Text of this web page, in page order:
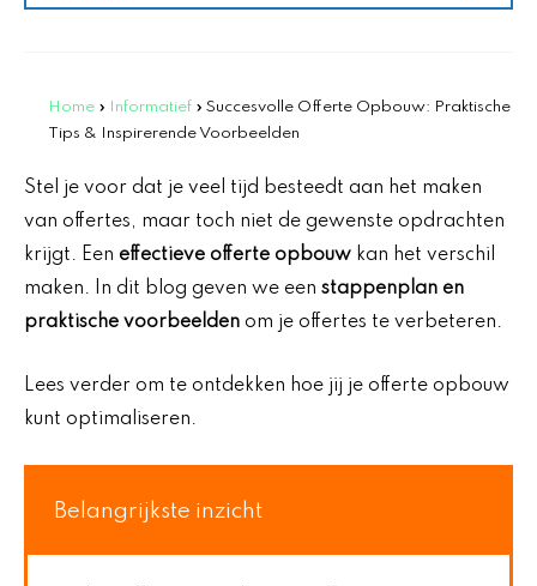
Home » Informatief » Succesvolle Offerte Opbouw: Praktische
Tips & Inspirerende Voorbeelden
Stel je voor dat je veel tijd besteedt aan het maken
van offertes, maar toch niet de gewenste opdrachten
krijgt. Een effectieve offerte opbouw kan het verschil
maken. In dit blog geven we een stappenplan en
praktische voorbeelden om je offertes te verbeteren.
Lees verder om te ontdekken hoe jij je offerte opbouw
kunt optimaliseren.
Belangrijkste inzicht